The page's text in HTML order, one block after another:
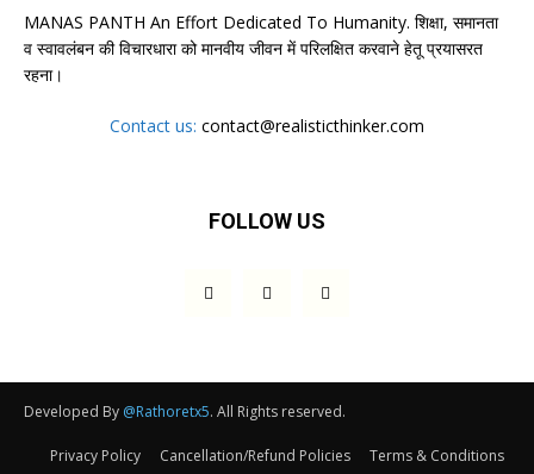
MANAS PANTH An Effort Dedicated To Humanity. शिक्षा, समानता
व स्वावलंबन की विचारधारा को मानवीय जीवन में परिलक्षित करवाने हेतू प्रयासरत
रहना।
Contact us: contact@realisticthinker.com
FOLLOW US
Developed By @Rathoretx5. All Rights reserved.
Privacy Policy Cancellation/Refund Policies Terms & Conditions